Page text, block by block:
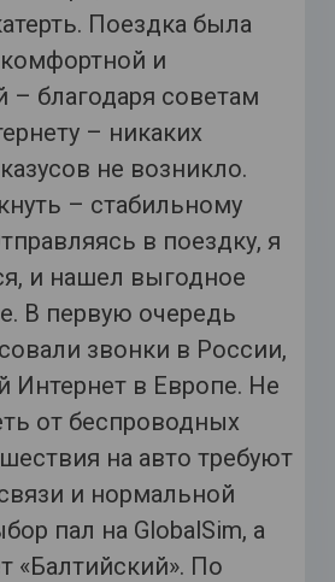
Поездка была
и
– благодаря советам
– никаких
не возникло.
– стабильному
в поездку, я
и нашел выгодное
В первую очередь
звонки в России,
Интернет в Европе. Не
от беспроводных
на авто требуют
и нормальной
пал на GlobalSim, а
«Балтийский». По